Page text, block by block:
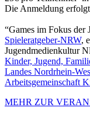
Die Anmeldung
“Games im Fokus der
Spieleratgeber-NRW,
Jugendmedienkultur
Kinder, Jugend,
Landes Nordrhein-
Arbeitsgemeinschaft
MEHR ZUR